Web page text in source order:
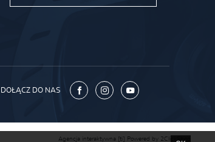
DOŁĄCZ DO NAS
Agencja interaktywna [ti] Powered by 2ClickShop